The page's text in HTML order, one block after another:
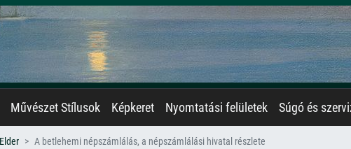
Művészet Stílusok Képkeret Nyomtatási felületek Súgó és
A betlehemi népszámlálás, a népszámlálási hivatal részlete